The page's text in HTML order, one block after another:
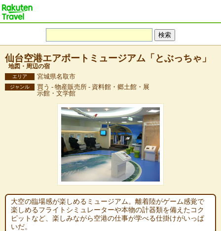
仙台空港エアポートミュージアム「とぶっちゃ」
地図・周辺の宿
エリア 宮城県名取市
ジャンル
買う - 物産販売所 - 資料館・郷土館・展
示館・文学館
大空の臨場感が楽しめるミュージアム。離着陸がゲーム感覚で
楽しめるフライトシミュレーターや本物の計器類を備えたコク
ピットなど、楽しみながら空港の仕事が学べる仕掛けがいっぱ
いだ。